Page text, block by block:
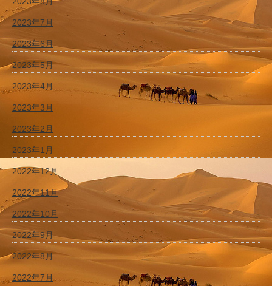
2023年7月
2023年6月
2023年5月
2023年4月
2023年3月
2023年2月
2023年1月
2022年12月
2022年11月
2022年10月
2022年9月
2022年8月
2022年7月